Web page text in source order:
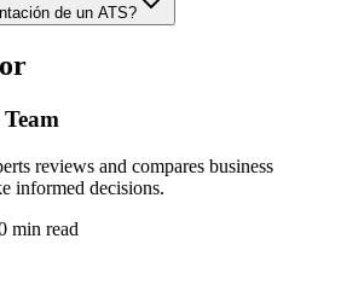
de un ATS?
reviews and compares business
informed decisions.
min read